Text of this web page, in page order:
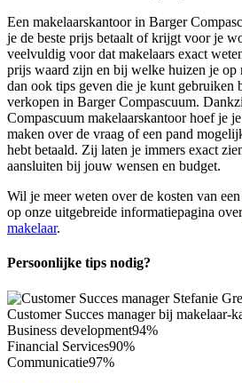
Een makelaarskantoor in Barger
je de beste prijs betaalt of krijgt voor je
veelvuldig voor dat makelaars exact
prijs waard zijn en bij welke huizen je op
dan ook tips geven die je kunt gebruiken
verkopen in Barger Compascuum.
Compascuum makelaarskantoor hoef je
maken over de vraag of een pand
hebt betaald. Zij laten je immers exact
aansluiten bij jouw wensen en budget.
Wil je meer weten over de kosten van
op onze uitgebreide informatiepagina
makelaar.
Persoonlijke tips nodig?
Customer Succes manager bij makelaar-
Business development94%
Financial Services90%
Communicatie97%